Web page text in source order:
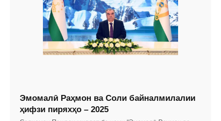
Эмомалӣ Раҳмон ва Соли байналмилалии
ҳифзи пиряхҳо – 2025